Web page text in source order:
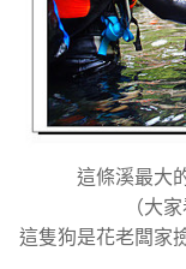
這條溪最大
（大
這隻狗是花老闆家